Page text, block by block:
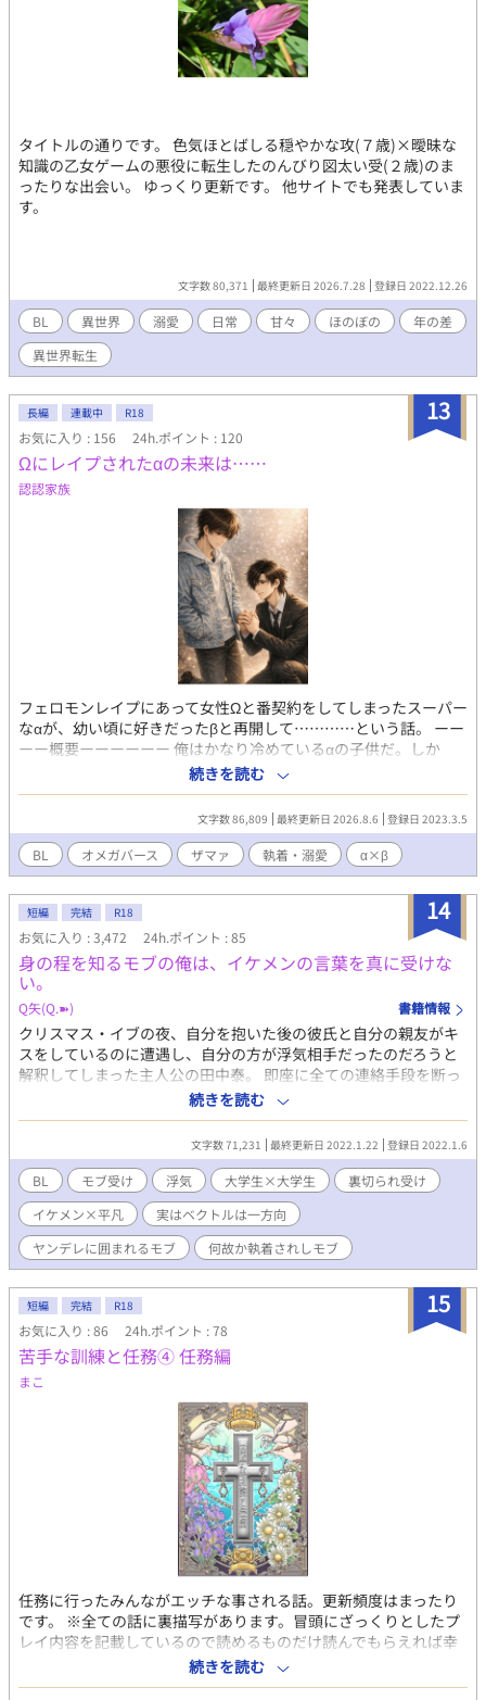
タイトルの通りです。 色気ほとばしる穏やかな攻(７歳)×曖昧な
知識の乙女ゲームの悪役に転生したのんびり図太い受(２歳)のま
ったりな出会い。 ゆっくり更新です。 他サイトでも発表していま
す。
文字数 80,371 最終更新日 2026.7.28 登録日 2022.12.26
BL 異世界 溺愛 日常 甘々 ほのぼの
年の差
異世界転生
13
長編 連載中 R18
お気に入り : 156 24h.ポイント : 120
Ωにレイプされたαの未来は……
認認家族
フェロモンレイプにあって女性Ωと番契約をしてしまったスーパー
なαが、幼い頃に好きだったβと再開して…………という話。 ーー
ーー概要ーーーーーー 俺はかなり冷めているαの子供だ。しか
も、上位種 だから、上位αは執着が強く、番を失うと自殺したり
殺戮者になってしまったりと壊れる、と言われても想像がつかな
い。 そんな俺が、近所のコに一目惚れした。 真っ黒な瞳に心臓を
ぎゅっと掴まれた。 番を失ったら世界を巻き添えにして心中して
しまう、そんなαがいるのもわかる気がした。 けれど、そのコはβ
で番えない。 そのコと距離をおかれて、傷心の俺は無気力で隙だ
らけで。 Ω女のフェロモンレイプに合って、番契約をしてしまっ
た。 〜〜〜〜〜〜〜〜〜〜〜〜〜〜〜〜〜 最初は明るい(お馬
鹿？)テイスト その後は鬱展開 その後は？？？ の、予定です。 が
予定は未定(笑) 表紙はチャッピーに書いてもらいました。
〜〜〜〜〜〜〜〜〜〜〜〜〜〜〜〜〜 『努力に勝る…』のifスト
ーリーです。 ifストーリーですが、智則が大学に入るまでは『努
力に勝る…』の智則と共通しています。 (それを考えると智則って
罪作りすぎる……) 由希にぃが主人公。 九条様は、出てきませ
ん、ご了承下さい。 ストックが無くなるまではガンガン更新、そ
の後は、まったり更新予定。 気の長い人向けです。
続きを読む
文字数 86,809 最終更新日 2026.8.6 登録日 2023.3.5
BL オメガバース ザマァ 執着・溺愛 α×β
14
短編 完結 R18
お気に入り : 3,472 24h.ポイント : 85
身の程を知るモブの俺は、イケメンの言葉を真に受けな
い。
Q矢(Q.➽) 書籍情報
クリスマス・イブの夜、自分を抱いた後の彼氏と自分の親友がキ
スをしているのに遭遇し、自分の方が浮気相手だったのだろうと
解釈してしまった主人公の田中泰。 即座に全ての連絡手段を断っ
て年末帰省してしまう主人公の判断の早さに、切られた彼氏と親
友は焦り出すが、その頃泰は帰省した実家で幼馴染みのイケメ
ン・裕斗とまったり過ごしていた…。 何を言われても、真に受け
たりなんかしないモブ顔主人公。 イケメンに囲まれたフツメンは
モテがちというありがちな話です。 大学生×大学生 ※主人公が身
の程を知り過ぎています。
続きを読む
文字数 71,231 最終更新日 2022.1.22 登録日 2022.1.6
BL モブ受け 浮気 大学生×大学生
裏切られ受け
イケメン×平凡
実はベクトルは一方向
ヤンデレに囲まれるモブ
何故か執着されしモブ
15
短編 完結 R18
お気に入り : 86 24h.ポイント : 78
苦手な訓練と任務④ 任務編
まこ
任務に行ったみんながエッチな事される話。更新頻度はまったり
です。 ※全ての話に裏描写があります。冒頭にざっくりとしたプ
レイ内容を記載しているので読めるものだけ読んでもらえれば幸
いです。 含まれるプレイ内容 濁点喘/拘束/機械姦/くすぐり/媚薬/
射精管理/複数/股縄渡/羞恥/顔射/前立腺責/焦らし/亀頭責/臍責/ロ
続きを読む